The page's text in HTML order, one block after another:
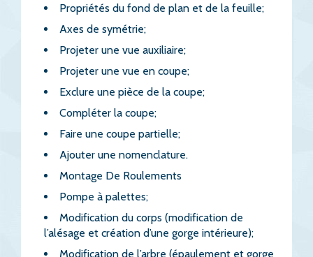
Propriétés du fond de plan et de la feuille;
Axes de symétrie;
Projeter une vue auxiliaire;
Projeter une vue en coupe;
Exclure une pièce de la coupe;
Compléter la coupe;
Faire une coupe partielle;
Ajouter une nomenclature.
Montage De Roulements
Pompe à palettes;
Modification du corps (modification de
l’alésage et création d’une gorge intérieure);
Modification de l’arbre (épaulement et gorge